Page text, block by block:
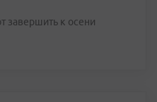
завершить к осени